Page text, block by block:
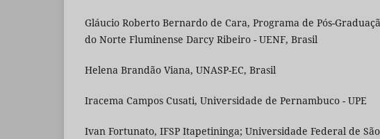
Gláucio Roberto Bernardo de Cara, Programa de Pós-
do Norte Fluminense Darcy Ribeiro - UENF, Brasil
Helena Brandão Viana, UNASP-EC, Brasil
Iracema Campos Cusati, Universidade de Pernambuco - UPE
Ivan Fortunato, IFSP Itapetininga; Universidade Federal de